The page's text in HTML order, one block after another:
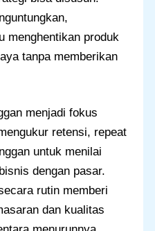
menghentikan produk
tanpa memberikan
menjadi fokus
retensi, repeat
untuk menilai
dengan pasar.
rutin memberi
dan kualitas